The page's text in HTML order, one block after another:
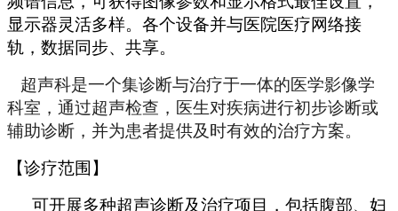
显示器灵活多样。各个设备并与医院医疗网络接
轨，数据同步、共享。
超声科是一个集诊断与治疗于一体的医学影像学
科室，通过超声检查， 医生对疾病进行初步诊断或
辅助诊断，并为患者提供及时有效的治疗方案。
【诊疗范围】
可开展多种超声诊断及治疗项目，包括腹部、妇